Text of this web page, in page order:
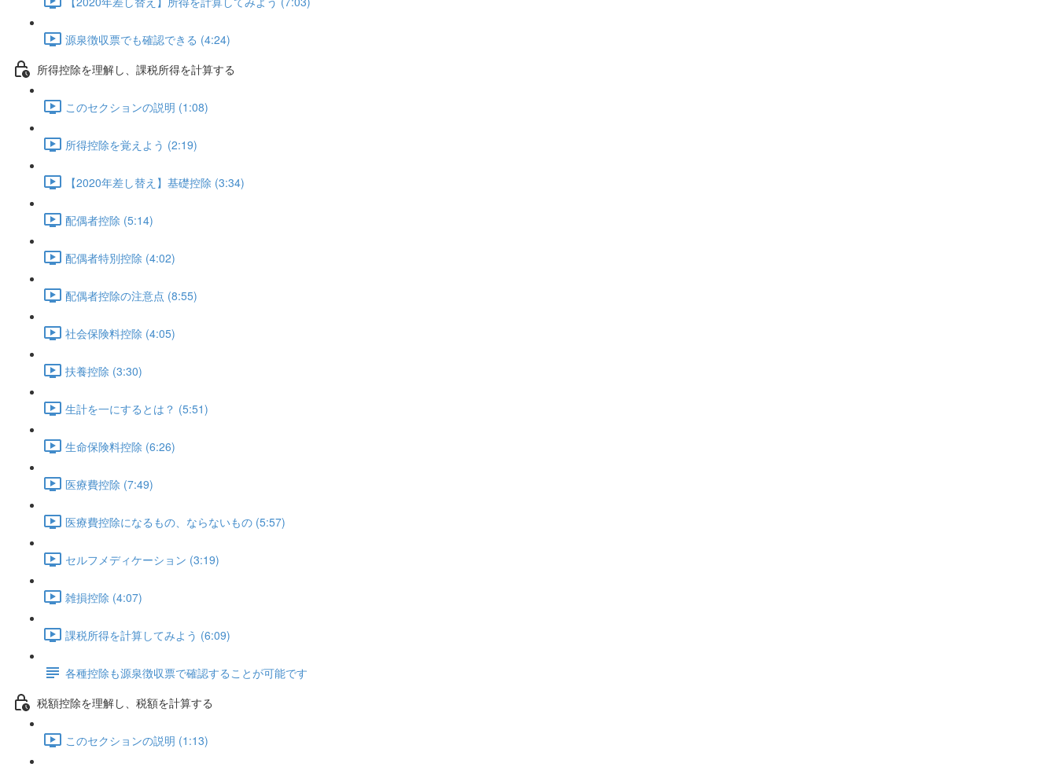
源泉徴収票でも確認できる (4:24)
所得控除を理解し、課税所得を計算する
このセクションの説明 (1:08)
所得控除を覚えよう (2:19)
【2020年差し替え】基礎控除 (3:34)
配偶者控除 (5:14)
配偶者特別控除 (4:02)
配偶者控除の注意点 (8:55)
社会保険料控除 (4:05)
扶養控除 (3:30)
生計を一にするとは？ (5:51)
生命保険料控除 (6:26)
医療費控除 (7:49)
医療費控除になるもの、ならないもの (5:57)
セルフメディケーション (3:19)
雑損控除 (4:07)
課税所得を計算してみよう (6:09)
各種控除も源泉徴収票で確認することが可能です
税額控除を理解し、税額を計算する
このセクションの説明 (1:13)